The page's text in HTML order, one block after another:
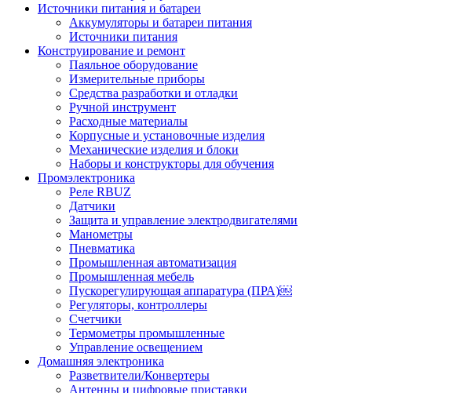
Источники питания и батареи
Аккумуляторы и батареи питания
Источники питания
Конструирование и ремонт
Паяльное оборудование
Измерительные приборы
Средства разработки и отладки
Ручной инструмент
Расходные материалы
Корпусные и установочные изделия
Механические изделия и блоки
Наборы и конструкторы для обучения
Промэлектроника
Реле RBUZ
Датчики
Защита и управление электродвигателями
Манометры
Пневматика
Промышленная автоматизация
Промышленная мебель
Пускорегулирующая аппаратура (ПРА)￼
Регуляторы, контроллеры
Счетчики
Термометры промышленные
Управление освещением
Домашняя электроника
Разветвители/Конвертеры
Антенны и цифровые приставки